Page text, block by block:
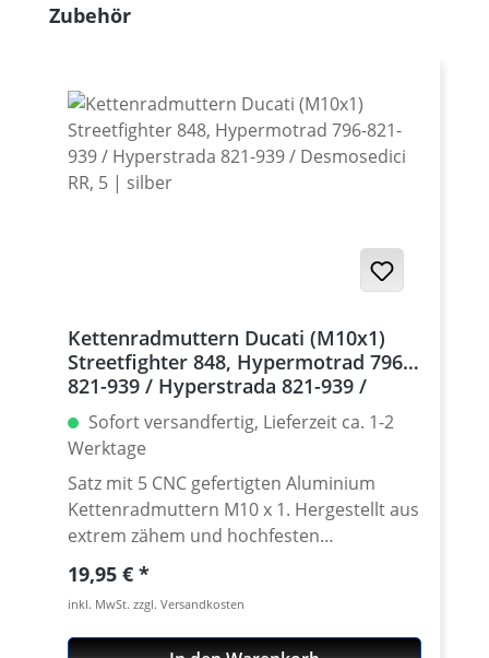
Produktgalerie überspringen
Zubehör
Kettenradmuttern Ducati (M10x1)
Streetfighter 848, Hypermotrad 796-
821-939 / Hyperstrada 821-939 /
Desmosedici RR, 5 | silber
Sofort versandfertig, Lieferzeit ca. 1-2
Werktage
Satz mit 5 CNC gefertigten Aluminium
Kettenradmuttern M10 x 1. Hergestellt aus
extrem zähem und hochfesten
Kontruktionsaluminium 7075 T6. In
verschíedenen Farben lieferbar Gefertigt
auch modernen CNC Maschinen - Made in
Germany. · Material : 7075-T6 · Gewinde :
Regulärer Preis:
19,95 €
inkl. MwSt. zzgl. Versandkosten